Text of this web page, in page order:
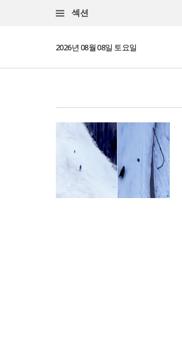
섹션
2026년 08월 08일 토요일